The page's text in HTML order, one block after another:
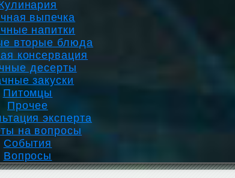
выпечка
напитки
вторые блюда
консервация
десерты
закуски
Питомцы
Прочее
эксперта
на вопросы
События
Вопросы